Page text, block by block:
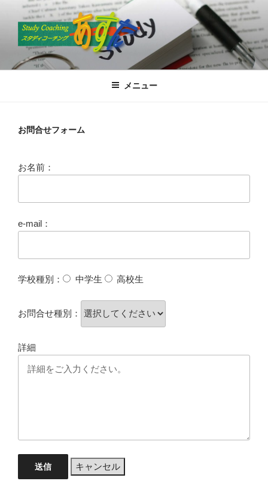
スタディコーチングあすた
高松で国語塾といえば”あすた”
メニュー
お問合せフォーム
お名前：
e-mail：
学校種別： 中学生 高校生
お問合せ種別：
詳細